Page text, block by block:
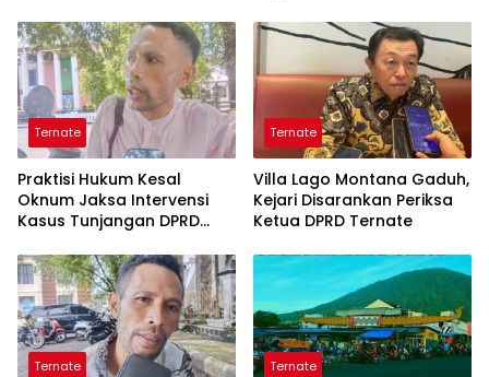
Ternate
Praktisi Hukum Kesal
Oknum Jaksa Intervensi
Kasus Tunjangan DPRD
Ternate
Villa Lago Montana Gaduh,
Kejari Disarankan Periksa
Ketua DPRD Ternate
Ternate Ternate